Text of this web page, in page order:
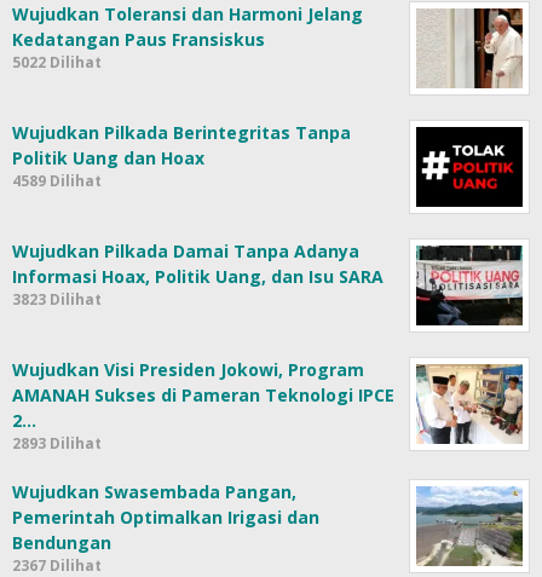
Wujudkan Toleransi dan Harmoni Jelang
Kedatangan Paus Fransiskus
5022 Dilihat
Wujudkan Pilkada Berintegritas Tanpa
Politik Uang dan Hoax
4589 Dilihat
Wujudkan Pilkada Damai Tanpa Adanya
Informasi Hoax, Politik Uang, dan Isu SARA
3823 Dilihat
Wujudkan Visi Presiden Jokowi, Program
AMANAH Sukses di Pameran Teknologi IPCE
2…
2893 Dilihat
Wujudkan Swasembada Pangan,
Pemerintah Optimalkan Irigasi dan
Bendungan
2367 Dilihat